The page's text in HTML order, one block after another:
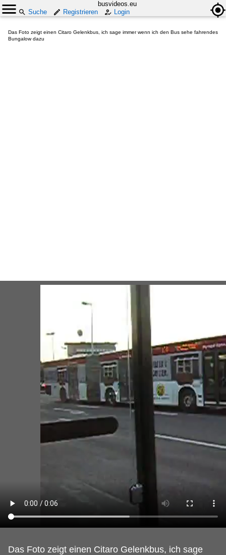
busvideos.eu
Suche
Registrieren Login
Das Foto zeigt einen Citaro Gelenkbus, ich sage immer wenn ich den Bus sehe fahrendes
Bungalow dazu
Das Foto zeigt einen Citaro Gelenkbus, ich sage